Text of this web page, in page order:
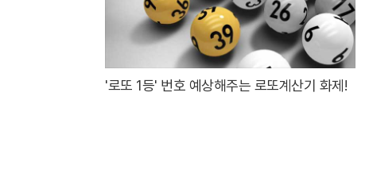
'로또 1등' 번호 예상해주는 로또계산기 화제!